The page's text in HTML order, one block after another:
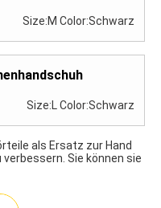
Size:M Color:Schwarz
Size:L Color:Schwarz
als Ersatz zur Hand
Sie können sie